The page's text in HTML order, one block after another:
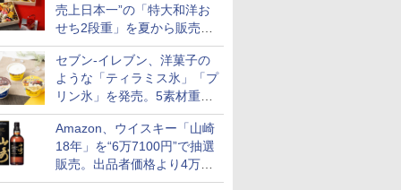
売上日本一”の「特大和洋お
せち2段重」を夏から販売。
73品・年越しそば付き
セブン-イレブン、洋菓子の
ような「ティラミス氷」「プ
リン氷」を発売。5素材重ね
と2層仕立ての濃厚な味わい
Amazon、ウイスキー「山崎
18年」を“6万7100円”で抽選
販売。出品者価格より4万
9700円以上お得